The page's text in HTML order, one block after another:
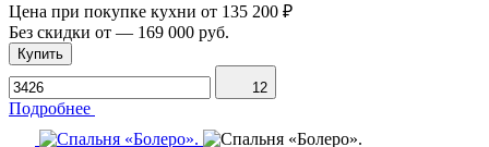
Цена при покупке кухни от 135 200 ₽
Без скидки от — 169 000 руб.
Купить
12
Подробнее